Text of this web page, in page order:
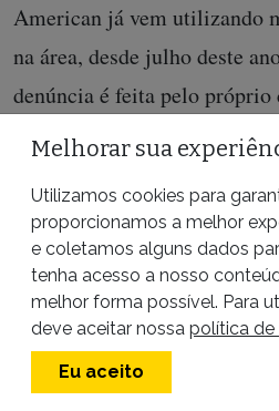
American já vem utilizando
na área, desde julho deste
denúncia é feita pelo próprio
Jamanxim, Haroldo
realização de sondagem na
formalizado. Eu sou o
autoriza pesquisas e
chegou nada até mim”,
ICMBio. “Eu vi funcionários
logotipo da Anglo
Melhorar sua
Utilizamos cookies para
proporcionamos a melhor
e coletamos alguns dados
tenha acesso a nosso
melhor forma possível. Para
deve aceitar nossa política de
Eu aceito